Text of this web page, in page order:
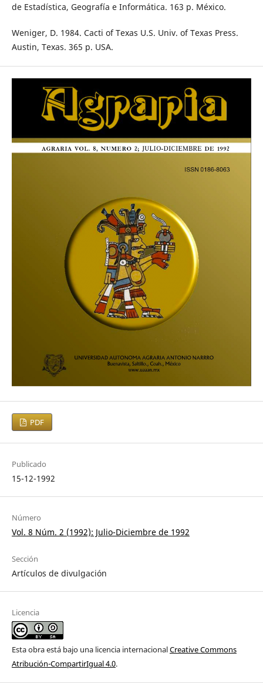
de Estadística, Geografía e Informática. 163 p. México.
Weniger, D. 1984. Cacti of Texas U.S. Univ. of Texas Press.
Austin, Texas. 365 p. USA.
PDF
Publicado
15-12-1992
Número
Vol. 8 Núm. 2 (1992): Julio-Diciembre de 1992
Sección
Artículos de divulgación
Licencia
Esta obra está bajo una licencia internacionalCreative Commons
Atribución-CompartirIgual 4.0.